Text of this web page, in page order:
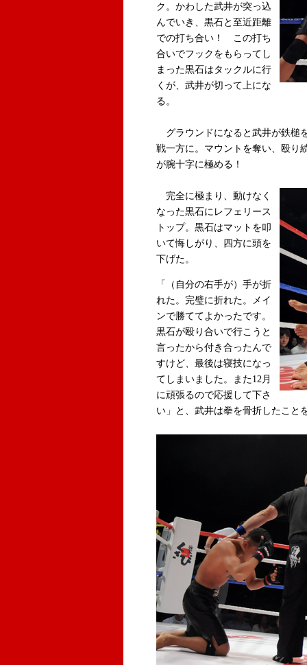
ク。かわした武井が突っ込
んでいき、黒石と至近距離
での打ち合い！ この打ち
合いでフックをもらってし
まった黒石はタックルに行
くが、武井が切って上にな
る。
グラウンドになると武井が鉄槌
戦一方に。マウントを奪い、殴り
が腕十字に極める！
完全に極まり、動けなく
なった黒石にレフェリース
トップ。黒石はマットを叩
いて悔しがり、四方に頭を
下げた。
「（自分の右手が）手が折
れた。完璧に折れた。メイ
ンで勝ててよかったです。
黒石が殴り合いで行こうと
言ったから付き合ったんで
すけど、最後は寝技になっ
てしまいました。また12月
に頑張るので応援して下さ
い」と、武井は拳を骨折したこと